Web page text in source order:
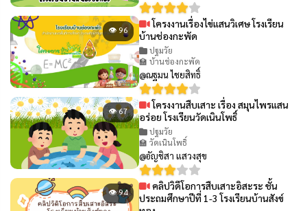
👁 96
โครงงานเรื่องไข่แสนวิเศษ โรงเรียน
บ้านช่องกะพัด
ปฐมวัย
🏫 บ้านช่องกะพัด
@ณฐมน ไชยสิทธิ์
👁 67
โครงงานสืบเสาะ เรื่อง สมุนไพรแสน
อร่อย โรงเรียนวัดเนินโพธิ์
ปฐมวัย
🏫 วัดเนินโพธิ์
@อัญชิสา แสวงสุข
👁 94
คลิปวิดีโอการสืบเสาะอิสะระ ชั้น
ประถมศึกษาปีที่ 1-3 โรงเรียนบ้านสังข์